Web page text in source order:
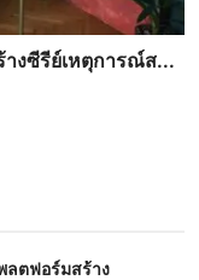
างซีรีย์เหตุการณ์ส...
ลตฟอร์มสร้าง